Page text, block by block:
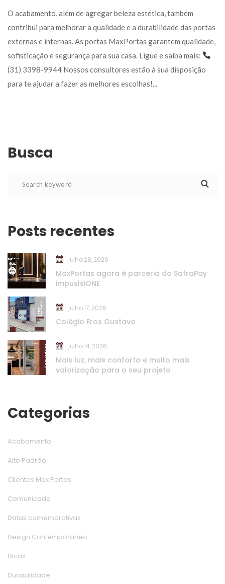
O acabamento, além de agregar beleza estética, também
contribui para melhorar a qualidade e a durabilidade das portas
externas e internas. As portas MaxPortas garantem qualidade,
ofisticação e segurança para sua casa. Ligue e saiba mais:
(31) 3398-9944 Nossos consultores estão à sua disposição
para te ajudar a fazer as melhores escolhas!...
Busca
Posts recente
julho 28, 2026
MaxPortas agora é parceria do SafraPay
impuslsiONE
julho 17, 2026
Colégio Eros Gustavo
julho 14, 2026
Mais luz, mais conforto e muito mais
valorização para o seu projeto
Categoria
Acabamento
Alto Padrão
Clientes Max Porta
Comunicado
Datas comemorativa
Design Contemporâneo
Dica
Durabilidade